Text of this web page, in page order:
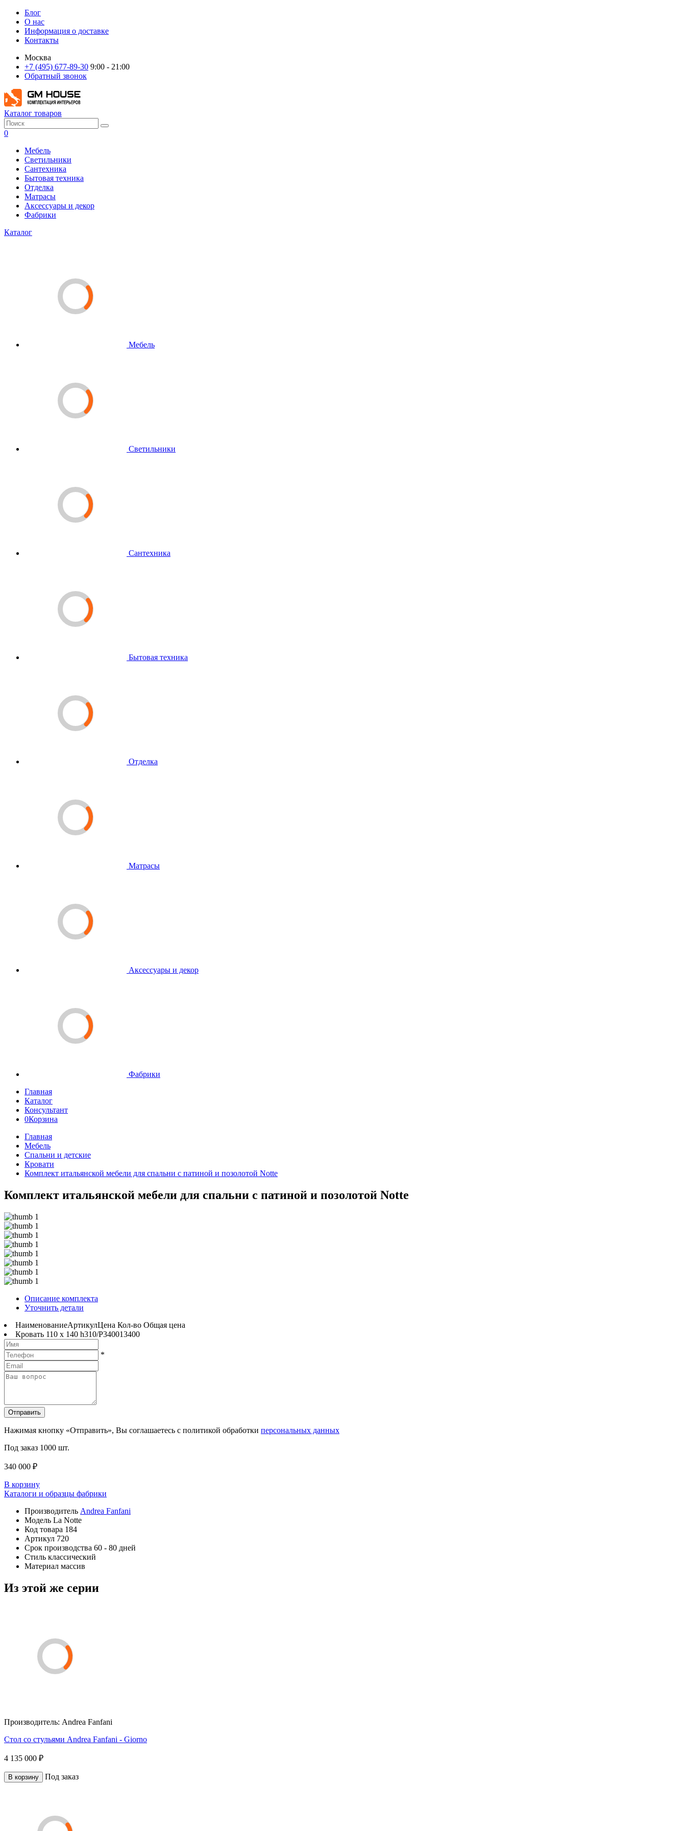
Блог
О нас
Информация о доставке
Контакты
Москва
+7 (495) 677-89-30 9:00 - 21:00
Обратный звонок
Каталог товаров
0
Мебель
Светильники
Сантехника
Бытовая техника
Отделка
Матрасы
Аксессуары и декор
Фабрики
Каталог
Мебель
Светильники
Сантехника
Бытовая техника
Отделка
Матрасы
Аксессуары и декор
Фабрики
Главная
Каталог
Консультант
0Корзина
Главная
Мебель
Спальни и детские
Кровати
Комплект итальянской мебели для спальни с патиной и позолотой Notte
Комплект итальянской мебели для спальни с патиной и позолотой Notte
Описание комплекта
Уточнить детали
НаименованиеАртикулЦена Кол-во Общая цена
Кровать 110 x 140 h310/P340013400
*
Отправить
Нажимая кнопку «Отправить», Вы соглашаетесь с политикой обработки персональных данных
Под заказ 1000 шт.
340 000 ₽
В корзину
Каталоги и образцы фабрики
Производитель Andrea Fanfani
Модель La Notte
Код товара 184
Артикул 720
Срок производства 60 - 80 дней
Стиль классический
Материал массив
Из этой же серии
Производитель: Andrea Fanfani
Стол со стульями Andrea Fanfani - Giorno
4 135 000 ₽
В корзину Под заказ